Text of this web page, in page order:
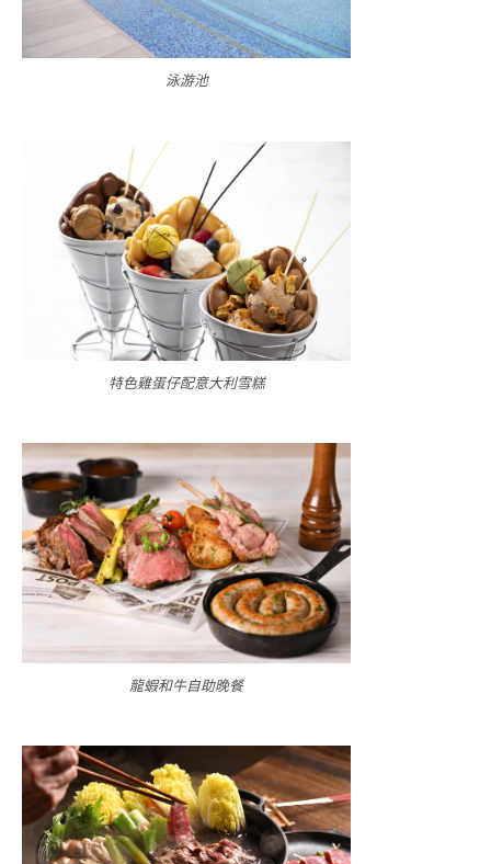
泳游池
特色雞蛋仔配意大利雪糕
龍蝦和牛自助晚餐